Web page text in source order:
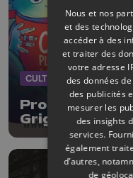
CULTURE
Programme
Grignoux cet
air, concerts
brasserie
Nous et nos
et des
accéder à des
et traiter des
votre adresse
des données
des publicités
mesurer les
des insights
services.
également
d’autres,
de